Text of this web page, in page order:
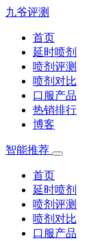
九爷评测
首页
延时喷剂
喷剂评测
喷剂对比
口服产品
热销排行
博客
智能推荐
首页
延时喷剂
喷剂评测
喷剂对比
口服产品